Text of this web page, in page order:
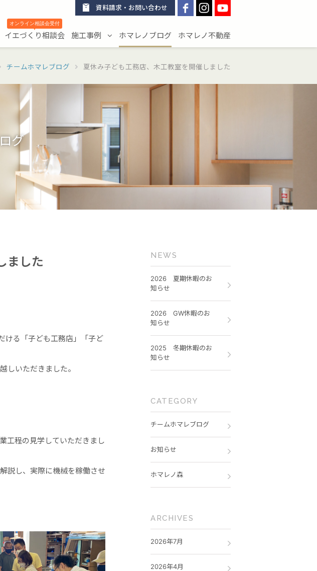
資料請求・お問い合わせ
オンライン相談会受付
▼
イエづくり相談会 施工事例 ホマレノブログ ホマレノ不動産
チームホマレブログ 夏休み子ども工務店、木工教室を開催しました
グ
ました
ける「子ども工務店」「子ど
しいただきました。
工程の見学していただきまし
説し、実際に機械を稼働させ
NEWS
2026 夏期休暇のお
知らせ
2026 GW休暇のお
知らせ
2025 冬期休暇のお
知らせ
CATEGORY
チームホマレブログ
お知らせ
ホマレノ森
ARCHIVES
2026年7月
2026年4月